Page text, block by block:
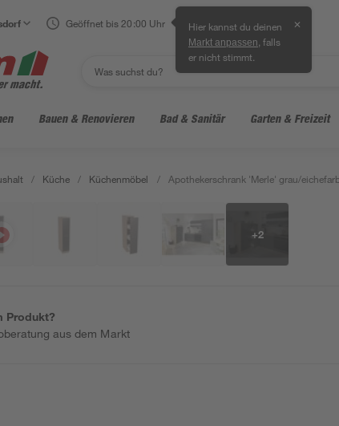
Geöffnet bis 20:00 Uhr Hier kannst du deinen
Markt anpassen , falls
er nicht stimmt.
✕
Bauen & Renovieren Bad & Sanitär Garten & Freizeit
/ Küche / Küchenmöbel / Apothekerschrank 'Merle' grau/
+2
Produkt?
aus dem Markt